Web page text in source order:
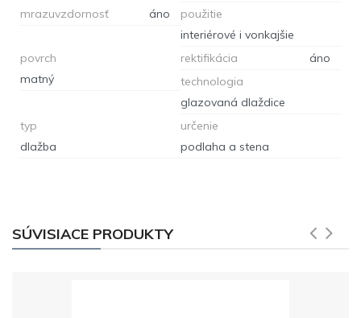
mrazuvzdornosť
áno
použitie
interiérové i vonkajšie
povrch
matný
rektifikácia
áno
technologia
glazovaná dlaždice
typ
dlažba
určenie
podlaha a stena
SÚVISIACE PRODUKTY